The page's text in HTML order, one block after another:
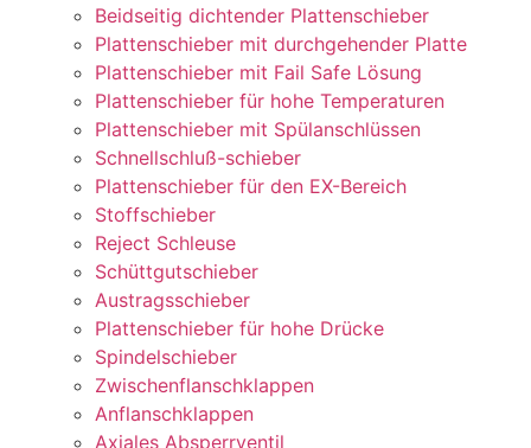
Beidseitig dichtender Plattenschieber
Plattenschieber mit durchgehender Platte
Plattenschieber mit Fail Safe Lösung
Plattenschieber für hohe Temperaturen
Plattenschieber mit Spülanschlüssen
Schnellschluß-schieber
Plattenschieber für den EX-Bereich
Stoffschieber
Reject Schleuse
Schüttgutschieber
Austragsschieber
Plattenschieber für hohe Drücke
Spindelschieber
Zwischenflanschklappen
Anflanschklappen
Axiales Absperrventil